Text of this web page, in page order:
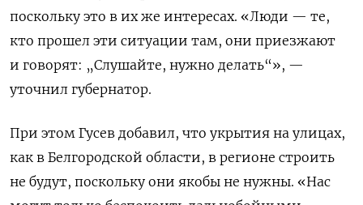
поскольку это в их же интересах. «Люди — те,
кто прошел эти ситуации там, они приезжают
и говорят: „Слушайте, нужно делать“», —
уточнил губернатор.
При этом Гусев добавил, что укрытия на улицах,
как в Белгородской области, в регионе строить
не будут, поскольку они якобы не нужны. «Нас